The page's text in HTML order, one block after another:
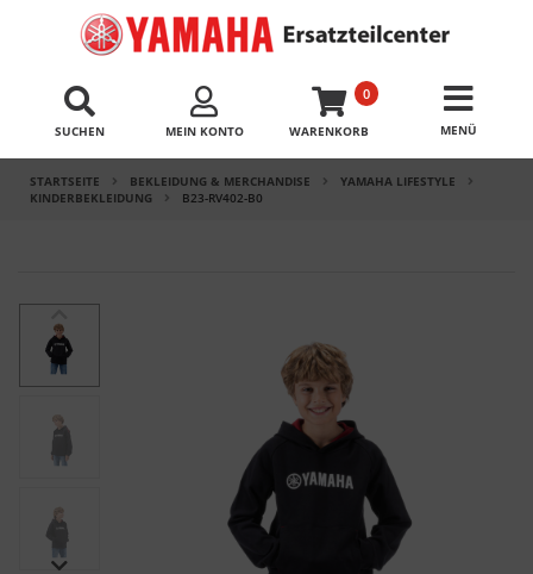
SUCHEN MEIN KONTO
0
WARENKORB
STARTSEITE BEKLEIDUNG & MERCHANDISE
YAMAHA LIFESTYLE
KINDERBEKLEIDUNG
B23-RV402-B0